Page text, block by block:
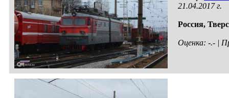
21.04.2017 г.
Россия,
Оценка: -.- |